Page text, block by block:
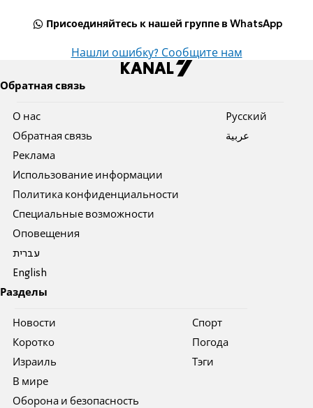
Присоединяйтесь к нашей группе в WhatsApp
Нашли ошибку? Сообщите нам
Обратная связь
О нас
Обратная связь
Реклама
Использование информации
Политика конфиденциальности
Специальные возможности
Оповещения
עברית
English
Pусский
عربية
Разделы
Новости
Коротко
Израиль
В мире
Оборона и безопасность
Спорт
Погода
Тэги